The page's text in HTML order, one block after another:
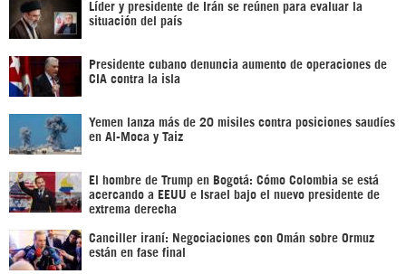
Líder y presidente de Irán se reúnen para evaluar la
situación del país
Presidente cubano denuncia aumento de operaciones de
CIA contra la isla
Yemen lanza más de 20 misiles contra posiciones saudíes
en Al-Moca y Taiz
El hombre de Trump en Bogotá: Cómo Colombia se está
acercando a EEUU e Israel bajo el nuevo presidente de
extrema derecha
Canciller iraní: Negociaciones con Omán sobre Ormuz
están en fase final